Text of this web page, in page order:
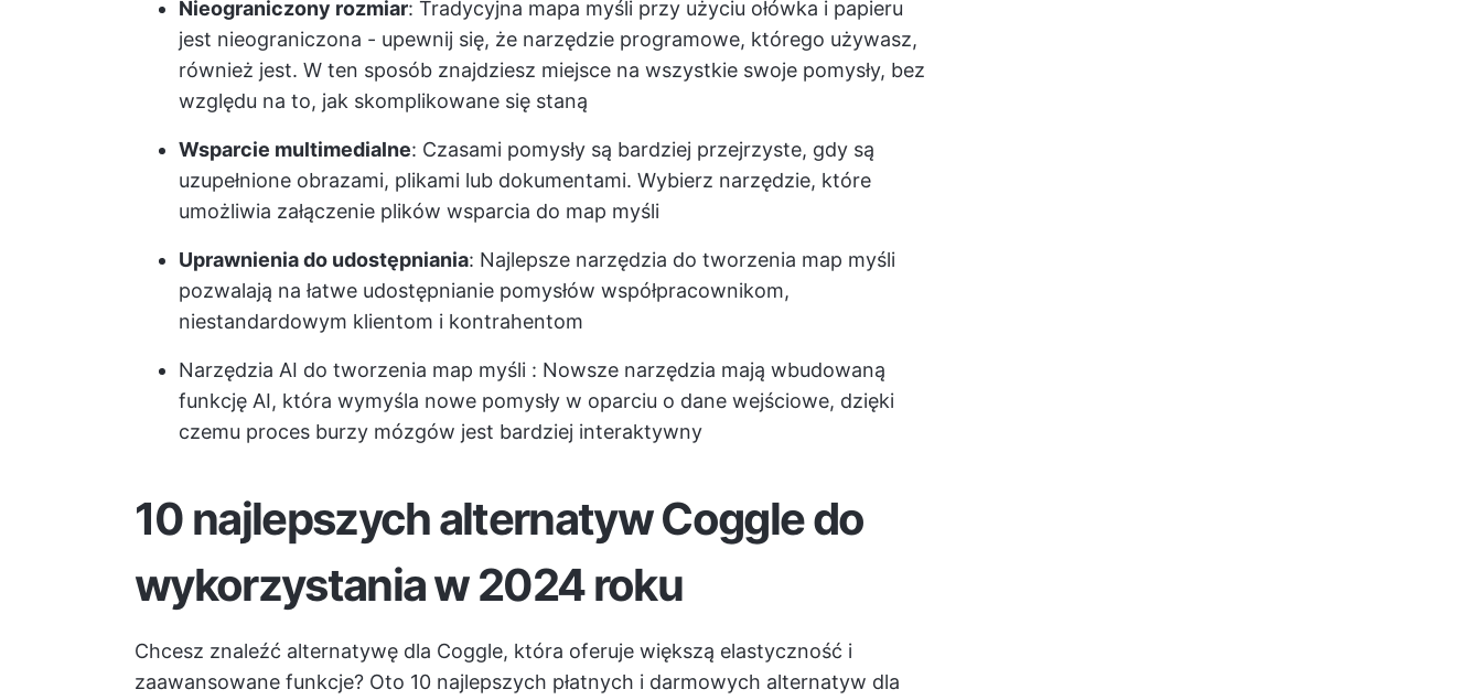
Nieograniczony rozmiar: Tradycyjna mapa myśli przy użyciu ołówka i papieru
jest nieograniczona - upewnij się, że narzędzie programowe, którego używasz,
również jest. W ten sposób znajdziesz miejsce na wszystkie swoje pomysły, bez
względu na to, jak skomplikowane się staną
Wsparcie multimedialne: Czasami pomysły są bardziej przejrzyste, gdy są
uzupełnione obrazami, plikami lub dokumentami. Wybierz narzędzie, które
umożliwia załączenie plików wsparcia do map myśli
Uprawnienia do udostępniania: Najlepsze narzędzia do tworzenia map myśli
pozwalają na łatwe udostępnianie pomysłów współpracownikom,
niestandardowym klientom i kontrahentom
Narzędzia AI do tworzenia map myśli : Nowsze narzędzia mają wbudowaną
funkcję AI, która wymyśla nowe pomysły w oparciu o dane wejściowe, dzięki
czemu proces burzy mózgów jest bardziej interaktywny
10 najlepszych alternatyw Coggle do
wykorzystania w 2024 roku
Chcesz znaleźć alternatywę dla Coggle, która oferuje większą elastyczność i
zaawansowane funkcje? Oto 10 najlepszych płatnych i darmowych alternatyw dla